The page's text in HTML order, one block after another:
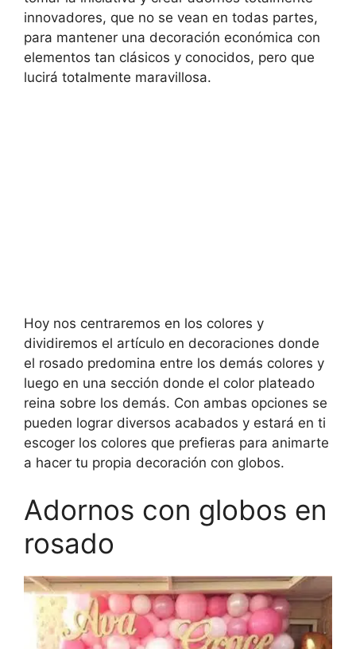
innovadores, que no se vean en todas partes,
para mantener una decoración económica con
elementos tan clásicos y conocidos, pero que
lucirá totalmente maravillosa.
Hoy nos centraremos en los colores y
dividiremos el artículo en decoraciones donde
el rosado predomina entre los demás colores y
luego en una sección donde el color plateado
reina sobre los demás. Con ambas opciones se
pueden lograr diversos acabados y estará en ti
escoger los colores que prefieras para animarte
a hacer tu propia decoración con globos.
Adornos con globos en
rosado